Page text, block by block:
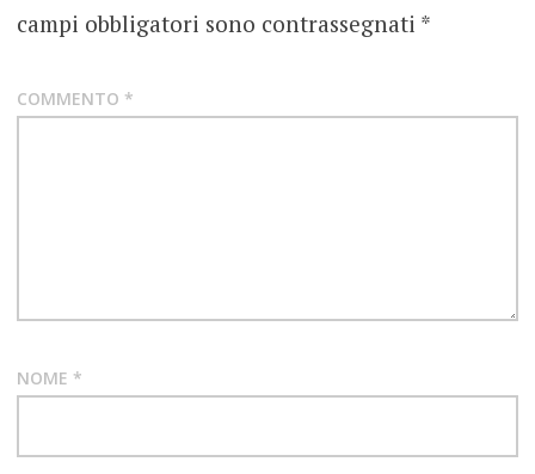
SOCIETY
OVERDUB
campi obbligatori sono contrassegnati *
COMMENTO *
NOME *